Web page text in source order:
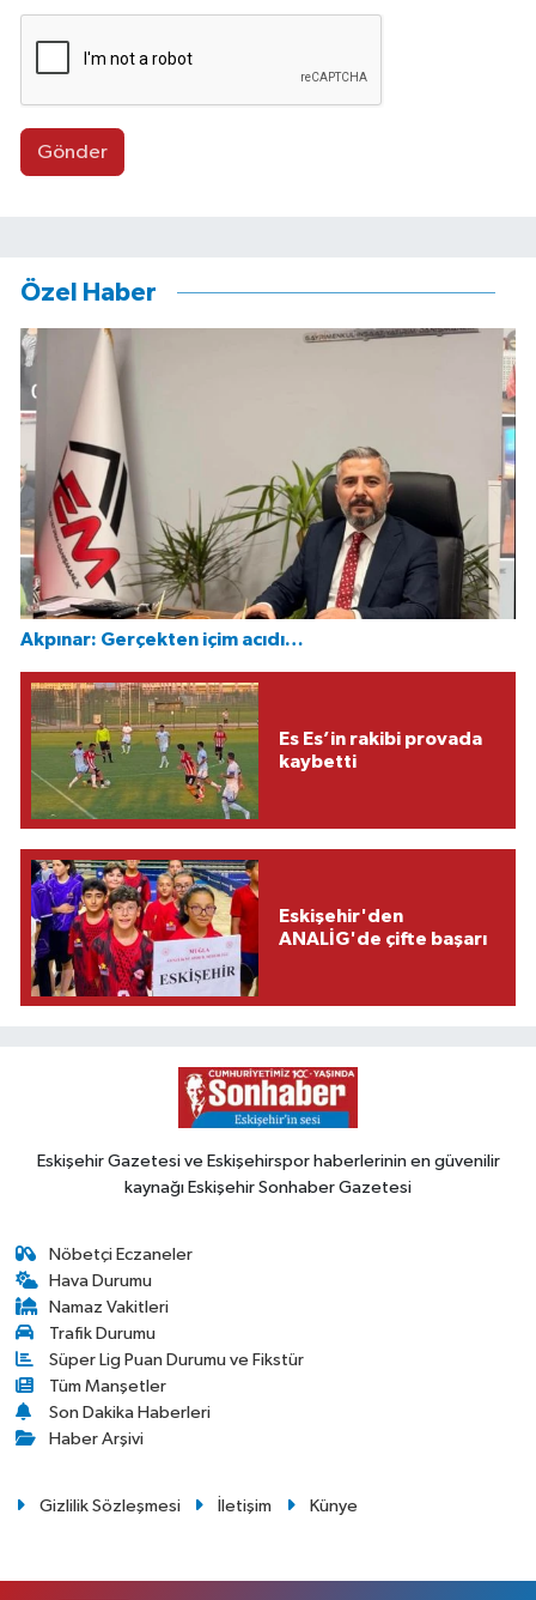
Gönder
Özel Haber
Akpınar: Gerçekten içim acıdı…
Es Es’in rakibi provada
kaybetti
Eskişehir'den
ANALİG'de çifte başarı
Eskişehir Gazetesi ve Eskişehirspor haberlerinin en güvenilir
kaynağı Eskişehir Sonhaber Gazetesi
Nöbetçi Eczaneler
Hava Durumu
Namaz Vakitleri
Trafik Durumu
Süper Lig Puan Durumu ve Fikstür
Tüm Manşetler
Son Dakika Haberleri
Haber Arşivi
Gizlilik Sözleşmesi İletişim Künye